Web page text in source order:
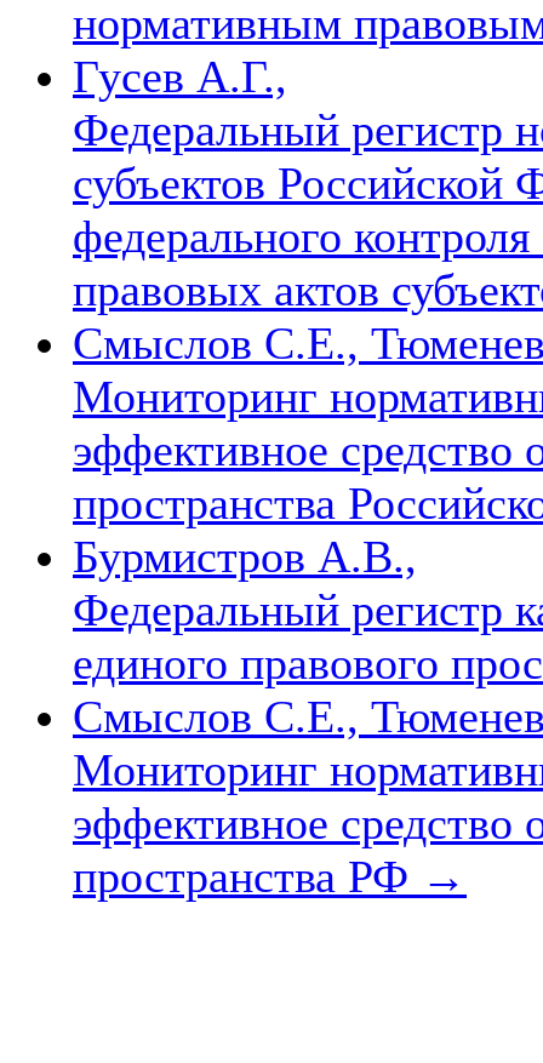
нормативным
Гусев А.Г.,
Федеральный регистр
субъектов Российской
федерального
правовых актов
Смыслов С.Е.,
Мониторинг
эффективное средство
пространства
Бурмистров А.В.,
Федеральный регистр
единого правового
Смыслов С.Е.,
Мониторинг
эффективное средство
пространства РФ →